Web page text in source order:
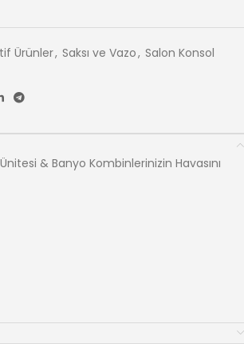
Ürünler, Saksı ve Vazo, Salon Konsol
& Banyo Kombinlerinizin Havasını